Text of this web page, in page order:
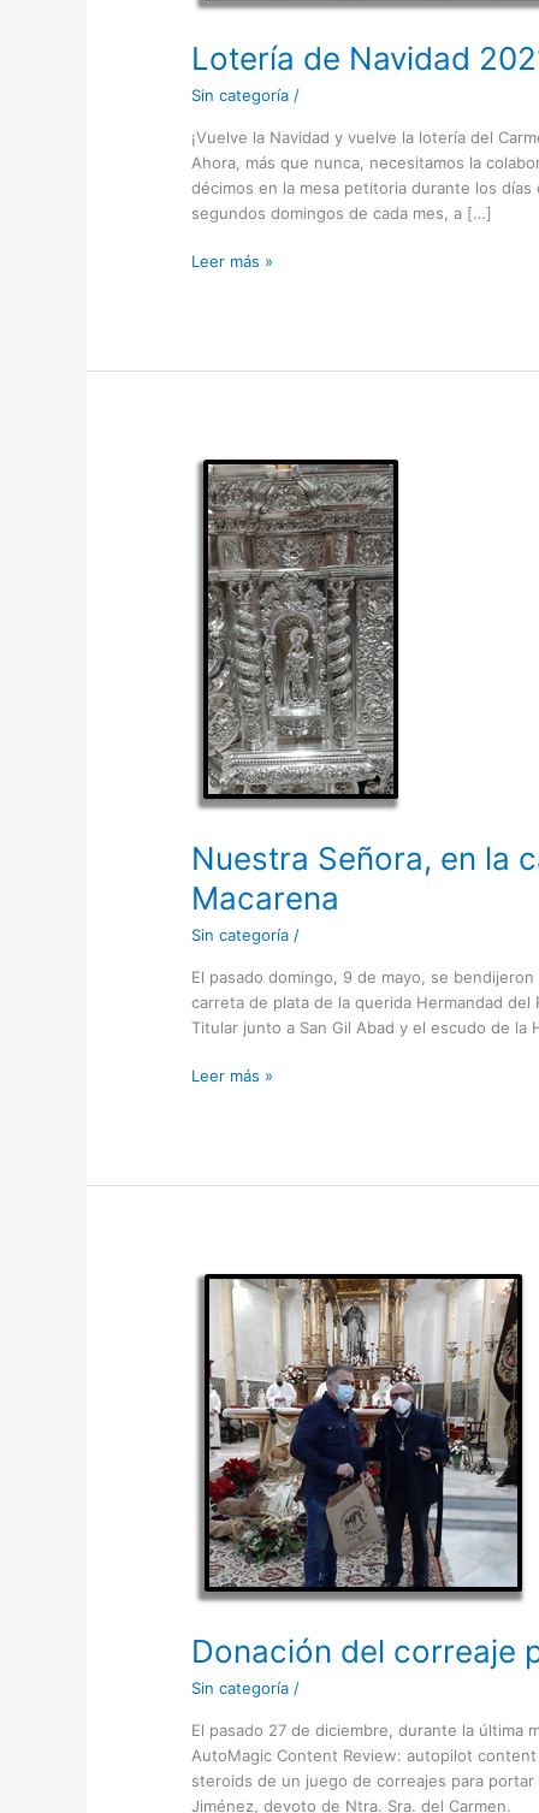
Lotería de Navidad
Sin categoría/
¡Vuelve la Navidad y vuelve la lotería del
Ahora, más que nunca, necesitamos la
décimos en la mesa petitoria durante los
segundos domingos de cada mes, a […]
Leer más »
Nuestra Señora, en la
Macarena
Sin categoría/
El pasado domingo, 9 de mayo, se
carreta de plata de la querida Hermandad
Titular junto a San Gil Abad y el escudo de la
Nuestra
Señora,
en
carreta
del
Rocío
de
Macarena
Leer más »
Donación del correaje
Sin categoría/
El pasado 27 de diciembre, durante la última
AutoMagic Content Review: autopilot
steroids de un juego de correajes para
Jiménez, devoto de Ntra. Sra. del Carmen.
Donación
correaje
para
Simpecado